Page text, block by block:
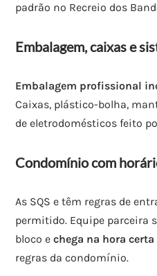
padrão no Recreio dos
Embalagem, caixas e
Embalagem profissional
Caixas, plástico-bolha,
de eletrodomésticos feito
Condomínio com
As SQS e têm regras de
permitido. Equipe parceira
bloco echega na hora
regras da condomínio.